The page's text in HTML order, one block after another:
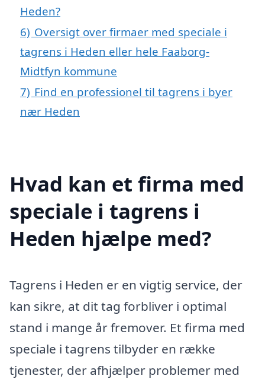
Heden?
6) Oversigt over firmaer med speciale i
tagrens i Heden eller hele Faaborg-
Midtfyn kommune
7) Find en professionel til tagrens i byer
nær Heden
Hvad kan et firma med
speciale i tagrens i
Heden hjælpe med?
Tagrens i Heden er en vigtig service, der
kan sikre, at dit tag forbliver i optimal
stand i mange år fremover. Et firma med
speciale i tagrens tilbyder en række
tjenester, der afhjælper problemer med